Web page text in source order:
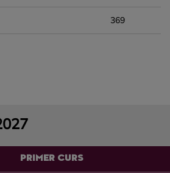
369
PRIMER CURS